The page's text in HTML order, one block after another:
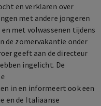
en verklaren over
met andere jongeren
met volwassenen tijdens
de zomervakantie onder
geeft aan de directeur
ingelicht. De
in en informeert ook een
en de Italiaanse